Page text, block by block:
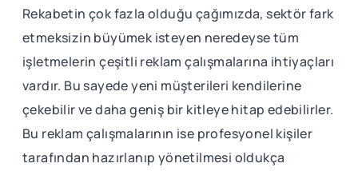
Rekabetin çok fazla olduğu çağımızda, sektör fark
etmeksizin büyümek isteyen neredeyse tüm
işletmelerin çeşitli reklam çalışmalarına ihtiyaçları
vardır. Bu sayede yeni müşterileri kendilerine
çekebilir ve daha geniş bir kitleye hitap edebilirler.
Bu reklam çalışmalarının ise profesyonel kişiler
tarafından hazırlanıp yönetilmesi oldukça